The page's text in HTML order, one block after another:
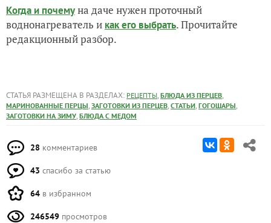
Когда и почемуна даче нужен проточный
воднонагреватель и как его выбрать. Прочитайте
редакционный разбор.
СТАТЬЯ РАЗМЕЩЕНА В РАЗДЕЛАХ: РЕЦЕПТЫ, БЛЮДА ИЗ ПЕРЦЕВ,
МАРИНОВАННЫЕ ПЕРЦЫ, ЗАГОТОВКИ ИЗ ПЕРЦЕВ, СТАТЬИ, ГОГОШАРЫ,
ЗАГОТОВКИ НА ЗИМУ, БЛЮДА С МЕДОМ
28 комментариев
43 спасибо за статью
64 в избранном
246549 просмотров